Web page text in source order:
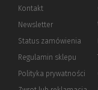
Kontakt
Newsletter
Status zamówienia
Regulamin sklepu
Polityka prywatności